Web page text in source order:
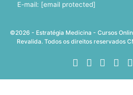
E-mail: [email protected]
©2026 - Estratégia Medicina - Cursos
Revalida. Todos os direitos reservados